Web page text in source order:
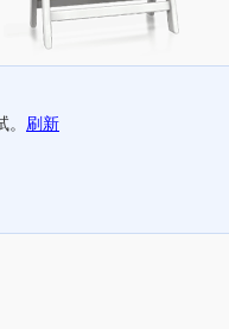
刷新